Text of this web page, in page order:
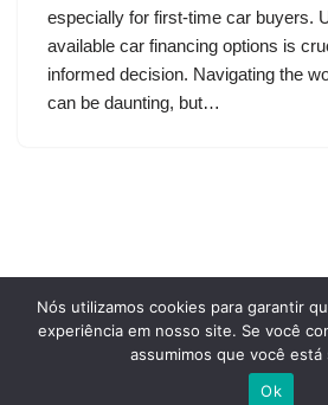
especially for first-time car buyers.
available car financing options is
informed decision. Navigating the
can be daunting, but…
Privacy Policy
Terms and
Cookie Policy
Nós utilizamos cookies para garantir
experiência em nosso site. Se você
assumimos que você
Ok